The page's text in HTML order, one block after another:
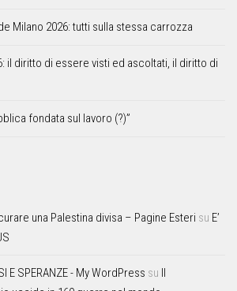
Milano 2026: tutti sulla stessa carrozza
il diritto di essere visti ed ascoltati, il diritto di
fondata sul lavoro (?)”
una Palestina divisa – Pagine Esteri su E’
E SPERANZE - My WordPress su Il